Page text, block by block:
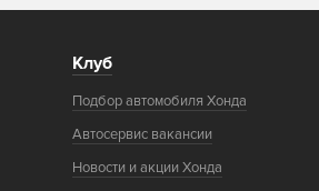
Клуб
Подбор автомобиля Хонда
Автосервис вакансии
Новости и акции Хонда